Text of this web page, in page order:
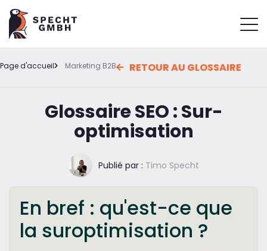
Page d'accueil Marketing B2B RETOUR AU GLOSSAIRE
Glossaire SEO : Sur-
optimisation
Publié par : Timo Specht
En bref : qu'est-ce que
la suroptimisation ?